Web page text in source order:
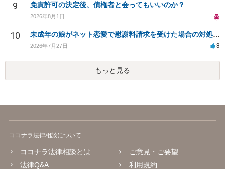
9 免責許可の決定後、債権者と会ってもいいのか？
2026年8月1日
10 未成年の娘がネット恋愛で慰謝料請求を受けた場合の対処法は？
2026年7月27日 3
もっと見る
ココナラ法律相談について
ココナラ法律相談とは
法律Q&A
ご意見・ご要望
利用規約